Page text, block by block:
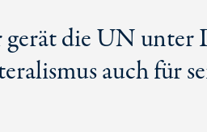
die UN unter
auch für